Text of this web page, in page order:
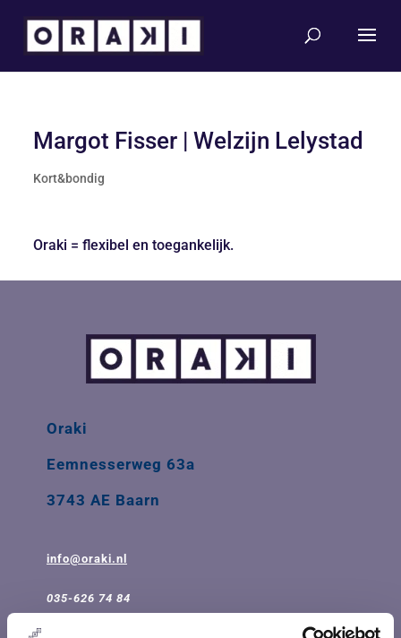
Margot Fisser | Welzijn Lelystad
Kort&bondig
Oraki = flexibel en toegankelijk.
Oraki
Eemnesserweg 63a
3743 AE Baarn
info@oraki.nl
035-626 74 84